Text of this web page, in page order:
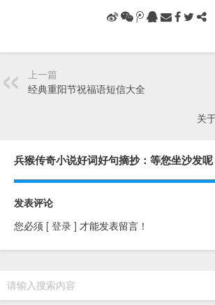
上一篇
经典重阳节祝福语短信大全
关
兵猴传奇小说好词好句摘抄：等您坐沙发呢
发表评论
您必须 [ 登录 ] 才能发表留言！
请输入搜索内容